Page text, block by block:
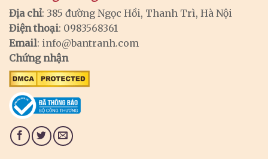
Địa chỉ: 385 đường Ngọc Hồi, Thanh Trì, Hà Nội
Điện thoại: 0983568361
Email: info@bantranh.com
Chứng nhận